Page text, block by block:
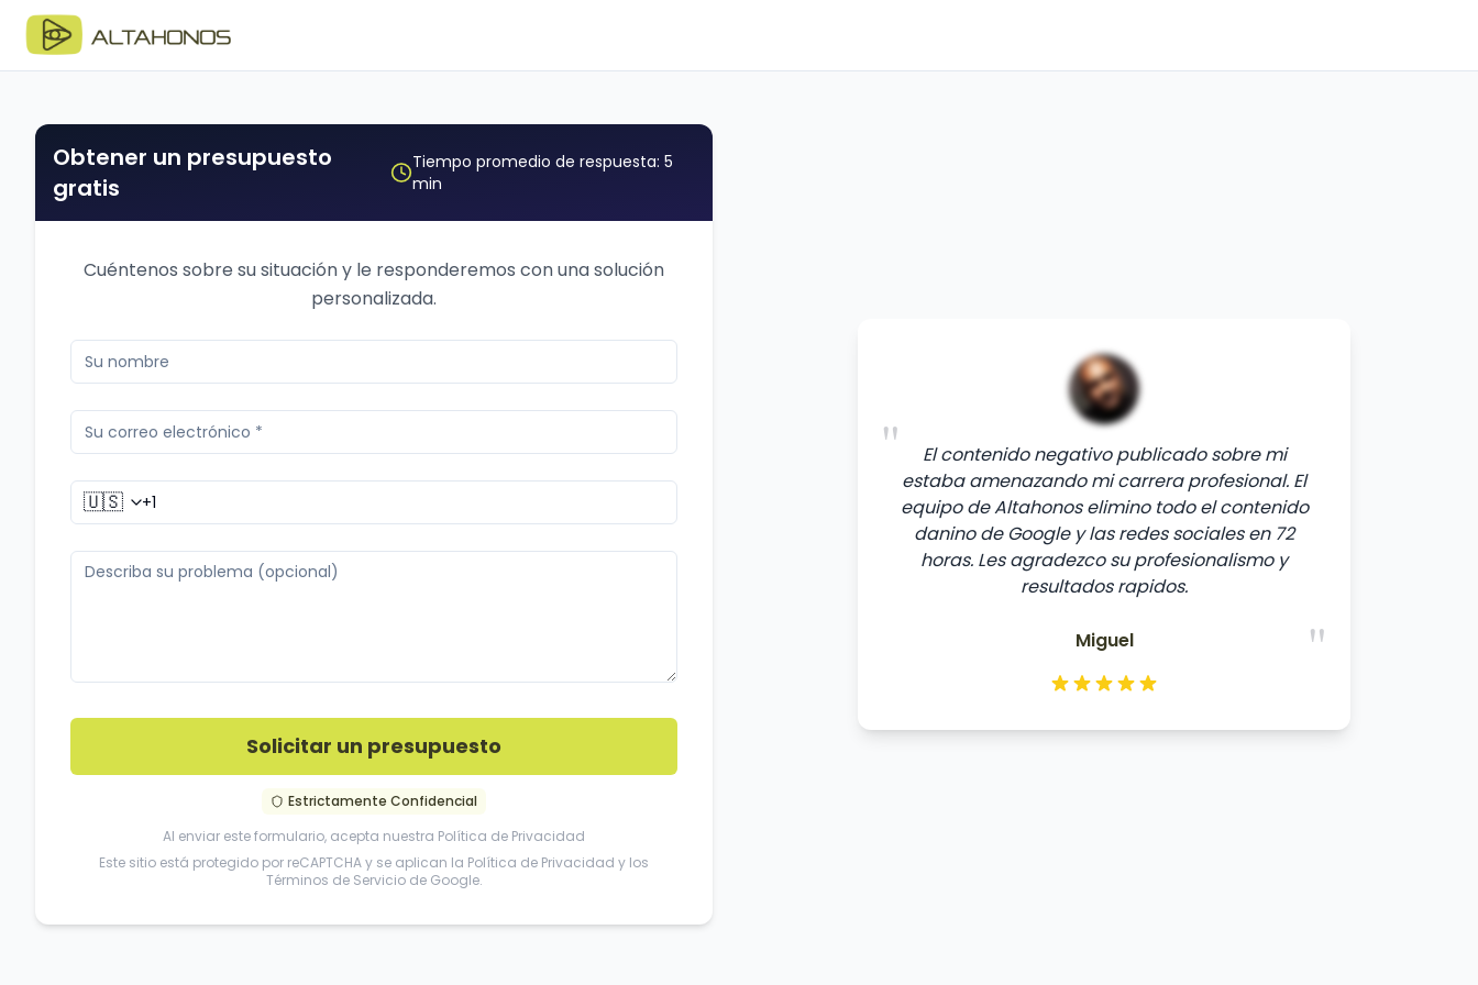
Obtener un presupuesto
gratis
Tiempo promedio de respuesta: 5
min
Cuéntenos sobre su situación y le responderemos con una solución
personalizada.
🇺🇸
Solicitar un presupuesto
Estrictamente Confidencial
Al enviar este formulario, acepta nuestra Política de Privacidad
Este sitio está protegido por reCAPTCHA y se aplican la Política de Privacidad y los
Términos de Servicio de Google.
"
El contenido negativo publicado sobre mi
estaba amenazando mi carrera profesional. El
equipo de Altahonos elimino todo el contenido
danino de Google y las redes sociales en 72
horas. Les agradezco su profesionalismo y
resultados rapidos.
"
Miguel